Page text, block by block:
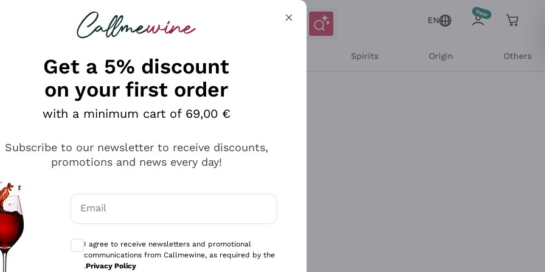
looking for
EN
Spirits Origin Others
Get a 5% discount
on your first order
with a minimum cart of 69,00 €
Subscribe to our newsletter to receive discounts,
promotions and news every day!
Email
I agree to receive newsletters and promotional
communications from Callmewine, as required by the
.Privacy Policy